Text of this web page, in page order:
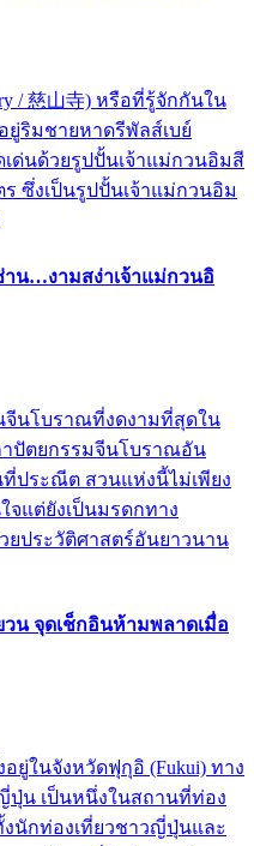
/ 慈山寺) หรือที่รู้จักกันใน
ริมชายหาดรีพัลส์เบย์
เด่นด้วยรูปปั้นเจ้าแม่กวนอิมสี
ซึ่งเป็นรูปปั้นเจ้าแม่กวนอิม
าน…งามสง่าเจ้าแม่กวนอิ
นโบราณที่งดงามที่สุดใน
าปัตยกรรมจีนโบราณอัน
ประณีต สวนแห่งนี้ไม่เพียง
แต่ยังเป็นมรดกทาง
ประวัติศาสตร์อันยาวนาน
วน จุดเช็กอินห้ามพลาดเมื่อ
ยู่ในจังหวัดฟุกุอิ (Fukui) ทาง
ปุ่น เป็นหนึ่งในสถานที่ท่อง
นักท่องเที่ยวชาวญี่ปุ่นและ